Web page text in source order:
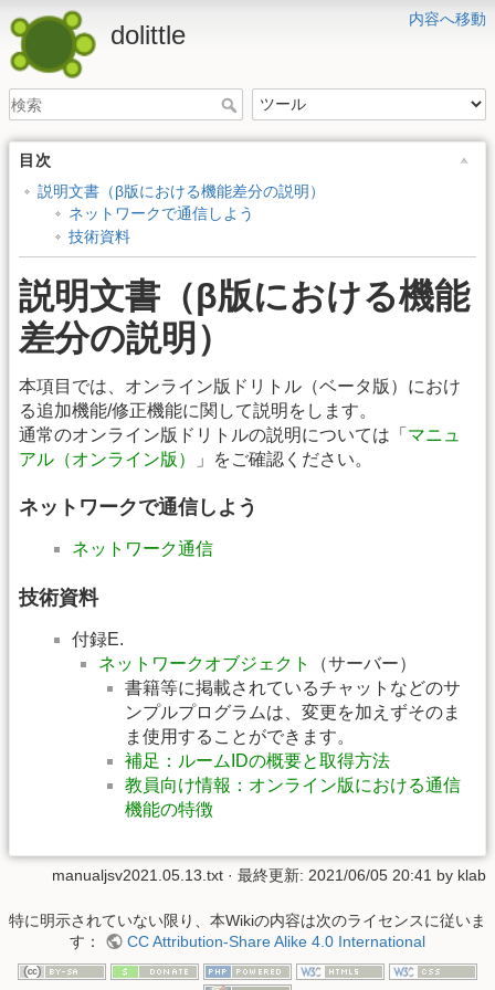
内容へ移動
dolittle
目次
説明文書（β版における機能差分の説明）
ネットワークで通信しよう
技術資料
説明文書（β版における機能
差分の説明）
本項目では、オンライン版ドリトル（ベータ版）におけ
る追加機能/修正機能に関して説明をします。
通常のオンライン版ドリトルの説明については「 マニュ
アル（オンライン版）
」をご確認ください。
ネットワークで通信しよう
ネットワーク通信
技術資料
付録E.
ネットワークオブジェクト
（サーバー）
書籍等に掲載されているチャットなどのサ
ンプルプログラムは、変更を加えずそのま
ま使用することができます。
補足：ルームIDの概要と取得方法
教員向け情報：オンライン版における通信
機能の特徴
manualjsv2021.05.13.txt · 最終更新: 2021/06/05 20:41 by klab
特に明示されていない限り、本Wikiの内容は次のライセンスに従いま
す：
CC Attribution-Share Alike 4.0 International